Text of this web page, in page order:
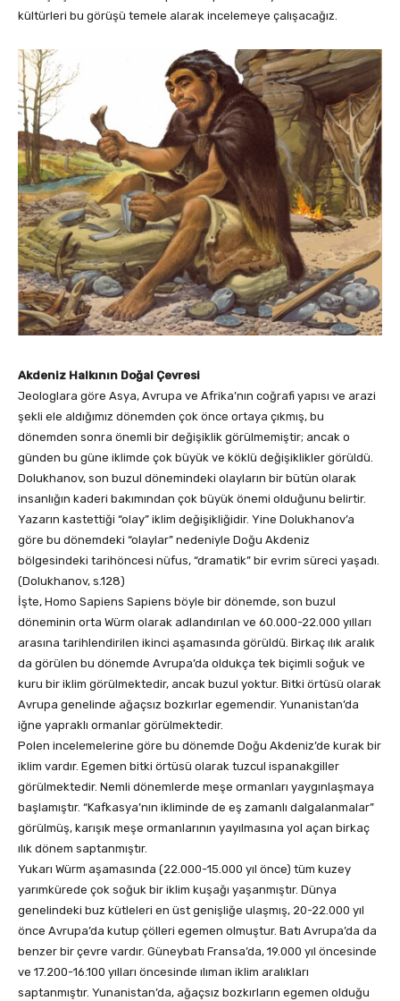
kültürleri bu görüşü temele alarak incelemeye çalışacağız.
Akdeniz Halkının Doğal Çevresi
Jeologlara göre Asya, Avrupa ve Afrika’nın coğrafi yapısı ve arazi
şekli ele aldığımız dönemden çok önce ortaya çıkmış, bu
dönemden sonra önemli bir değişiklik görülmemiştir; ancak o
günden bu güne iklimde çok büyük ve köklü değişiklikler görüldü.
Dolukhanov, son buzul dönemindeki olayların bir bütün olarak
insanlığın kaderi bakımından çok büyük önemi olduğunu belirtir.
Yazarın kastettiği “olay” iklim değişikliğidir. Yine Dolukhanov’a
göre bu dönemdeki “olaylar” nedeniyle Doğu Akdeniz
bölgesindeki tarihöncesi nüfus, “dramatik” bir evrim süreci yaşadı.
(Dolukhanov, s.128)
İşte, Homo Sapiens Sapiens böyle bir dönemde, son buzul
döneminin orta Würm olarak adlandırılan ve 60.000-22.000 yılları
arasına tarihlendirilen ikinci aşamasında görüldü. Birkaç ılık aralık
da görülen bu dönemde Avrupa’da oldukça tek biçimli soğuk ve
kuru bir iklim görülmektedir, ancak buzul yoktur. Bitki örtüsü olarak
Avrupa genelinde ağaçsız bozkırlar egemendir. Yunanistan’da
iğne yapraklı ormanlar görülmektedir.
Polen incelemelerine göre bu dönemde Doğu Akdeniz’de kurak bir
iklim vardır. Egemen bitki örtüsü olarak tuzcul ispanakgiller
görülmektedir. Nemli dönemlerde meşe ormanları yaygınlaşmaya
başlamıştır. “Kafkasya’nın ikliminde de eş zamanlı dalgalanmalar”
görülmüş, karışık meşe ormanlarının yayılmasına yol açan birkaç
ılık dönem saptanmıştır.
Yukarı Würm aşamasında (22.000-15.000 yıl önce) tüm kuzey
yarımkürede çok soğuk bir iklim kuşağı yaşanmıştır. Dünya
genelindeki buz kütleleri en üst genişliğe ulaşmış, 20-22.000 yıl
önce Avrupa’da kutup çölleri egemen olmuştur. Batı Avrupa’da da
benzer bir çevre vardır. Güneybatı Fransa’da, 19.000 yıl öncesinde
ve 17.200-16.100 yılları öncesinde ılıman iklim aralıkları
saptanmıştır. Yunanistan’da, ağaçsız bozkırların egemen olduğu